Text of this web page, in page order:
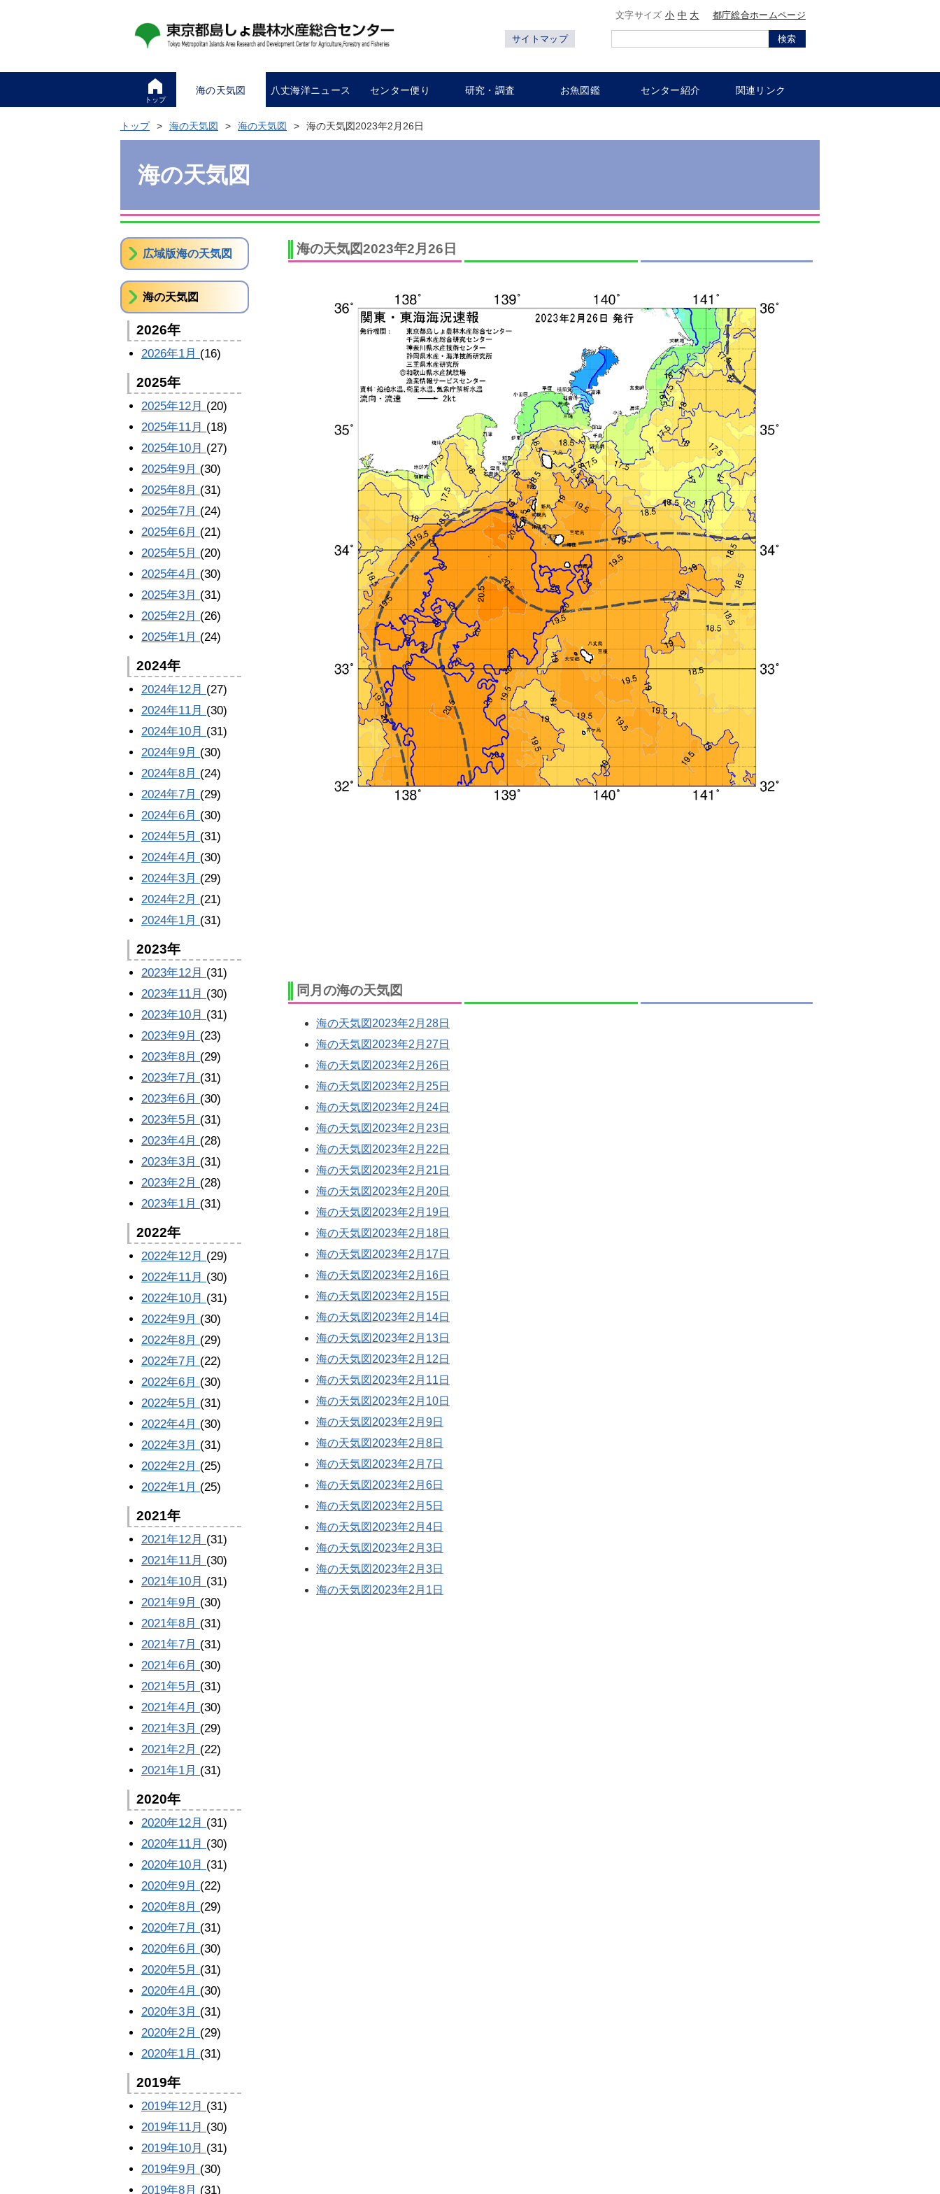
文字サイズ小 中 大 都庁総合ホームページ
サイトマップ 検索
トップ
海の天気図 八丈海洋ニュース センター便り 研究・調査 お魚図鑑 センター紹介 関連リンク
トップ 海の天気図 海の天気図 海の天気図2023年2月26日
海の天気図
海の天気図2023年2月26日
同月の海の天気図
海の天気図2023年2月28日
海の天気図2023年2月27日
海の天気図2023年2月26日
海の天気図2023年2月25日
海の天気図2023年2月24日
海の天気図2023年2月23日
海の天気図2023年2月22日
海の天気図2023年2月21日
海の天気図2023年2月20日
海の天気図2023年2月19日
海の天気図2023年2月18日
海の天気図2023年2月17日
海の天気図2023年2月16日
海の天気図2023年2月15日
海の天気図2023年2月14日
海の天気図2023年2月13日
海の天気図2023年2月12日
海の天気図2023年2月11日
海の天気図2023年2月10日
海の天気図2023年2月9日
海の天気図2023年2月8日
海の天気図2023年2月7日
海の天気図2023年2月6日
海の天気図2023年2月5日
海の天気図2023年2月4日
海の天気図2023年2月3日
海の天気図2023年2月3日
海の天気図2023年2月1日
広域版海の天気図
海の天気図
2026年
2026年1月 (16)
2025年
2025年12月 (20)
2025年11月 (18)
2025年10月 (27)
2025年9月 (30)
2025年8月 (31)
2025年7月 (24)
2025年6月 (21)
2025年5月 (20)
2025年4月 (30)
2025年3月 (31)
2025年2月 (26)
2025年1月 (24)
2024年
2024年12月 (27)
2024年11月 (30)
2024年10月 (31)
2024年9月 (30)
2024年8月 (24)
2024年7月 (29)
2024年6月 (30)
2024年5月 (31)
2024年4月 (30)
2024年3月 (29)
2024年2月 (21)
2024年1月 (31)
2023年
2023年12月 (31)
2023年11月 (30)
2023年10月 (31)
2023年9月 (23)
2023年8月 (29)
2023年7月 (31)
2023年6月 (30)
2023年5月 (31)
2023年4月 (28)
2023年3月 (31)
2023年2月 (28)
2023年1月 (31)
2022年
2022年12月 (29)
2022年11月 (30)
2022年10月 (31)
2022年9月 (30)
2022年8月 (29)
2022年7月 (22)
2022年6月 (30)
2022年5月 (31)
2022年4月 (30)
2022年3月 (31)
2022年2月 (25)
2022年1月 (25)
2021年
2021年12月 (31)
2021年11月 (30)
2021年10月 (31)
2021年9月 (30)
2021年8月 (31)
2021年7月 (31)
2021年6月 (30)
2021年5月 (31)
2021年4月 (30)
2021年3月 (29)
2021年2月 (22)
2021年1月 (31)
2020年
2020年12月 (31)
2020年11月 (30)
2020年10月 (31)
2020年9月 (22)
2020年8月 (29)
2020年7月 (31)
2020年6月 (30)
2020年5月 (31)
2020年4月 (30)
2020年3月 (31)
2020年2月 (29)
2020年1月 (31)
2019年
2019年12月 (31)
2019年11月 (30)
2019年10月 (31)
2019年9月 (30)
2019年8月 (31)